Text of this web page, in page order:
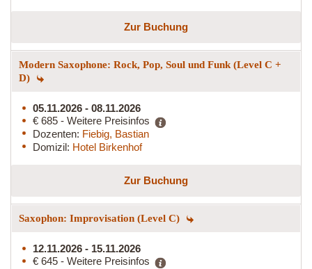
Zur Buchung
Modern Saxophone: Rock, Pop, Soul und Funk (Level C +
D)
05.11.2026 - 08.11.2026
€ 685 - Weitere Preisinfos
Dozenten: Fiebig, Bastian
Domizil: Hotel Birkenhof
Zur Buchung
Saxophon: Improvisation (Level C)
12.11.2026 - 15.11.2026
€ 645 - Weitere Preisinfos